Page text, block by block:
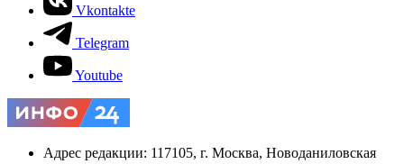
Vkontakte
Telegram
Youtube
Адрес редакции: 117105, г. Москва, Новоданиловская